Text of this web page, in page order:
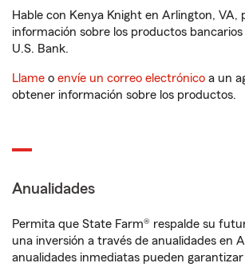
Hable con Kenya Knight en Arlington, VA,
información sobre los productos bancarios
U.S. Bank.
Llame o envíe un correo electrónico a un
obtener información sobre los productos.
Anualidades
Permita que State Farm® respalde su
una inversión a través de anualidades en
anualidades inmediatas pueden